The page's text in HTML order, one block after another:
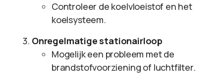
Controleer de koelvloeistof en het
koelsysteem.
Onregelmatige stationairloop
Mogelijk een probleem met de
brandstofvoorziening of luchtfilter.